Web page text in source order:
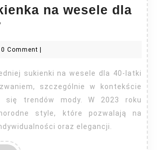
na wesele dla
na
wesele
dla
40
latki?
0 Comment |
szczególnie w kontekście
się trendów mody. W 2023 roku
style, które pozwalają na
oraz elegancji.